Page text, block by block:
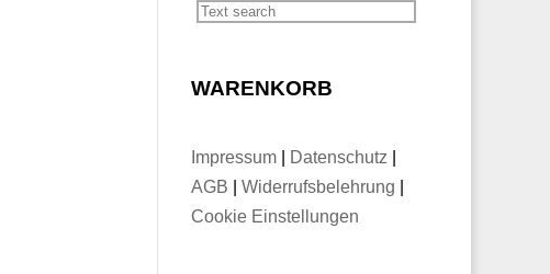
WARENKORB
Impressum Datenschutz
AGB
Widerrufsbelehrung
Cookie Einstellungen